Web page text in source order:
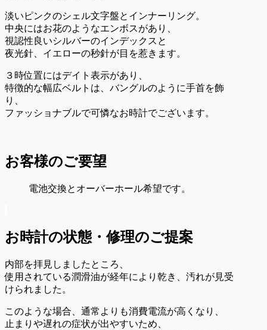
淡いピンクのシェル文字盤とインナーリング。
中央にはお花のようなエンボスがあり、
視認性良いシルバーのインデックスと
夜光針、イエローの秒針が目を惹きます。
３時位置にはデイト表示があり、
特徴的な幅広ベルトは、バングルのように手首を飾
り、
ファッショナブルで可憐なお時計でございます。
お客様のご要望
電池交換とオーバーホール希望です。
お時計の状態・修理のご提案
内部を拝見しましたところ、
使用されている潤滑油が経年により乾き、汚れが見受
けられました。
このような場合、通常よりも消費電流が高くなり、
止まりや遅れの症状が出やすいため、